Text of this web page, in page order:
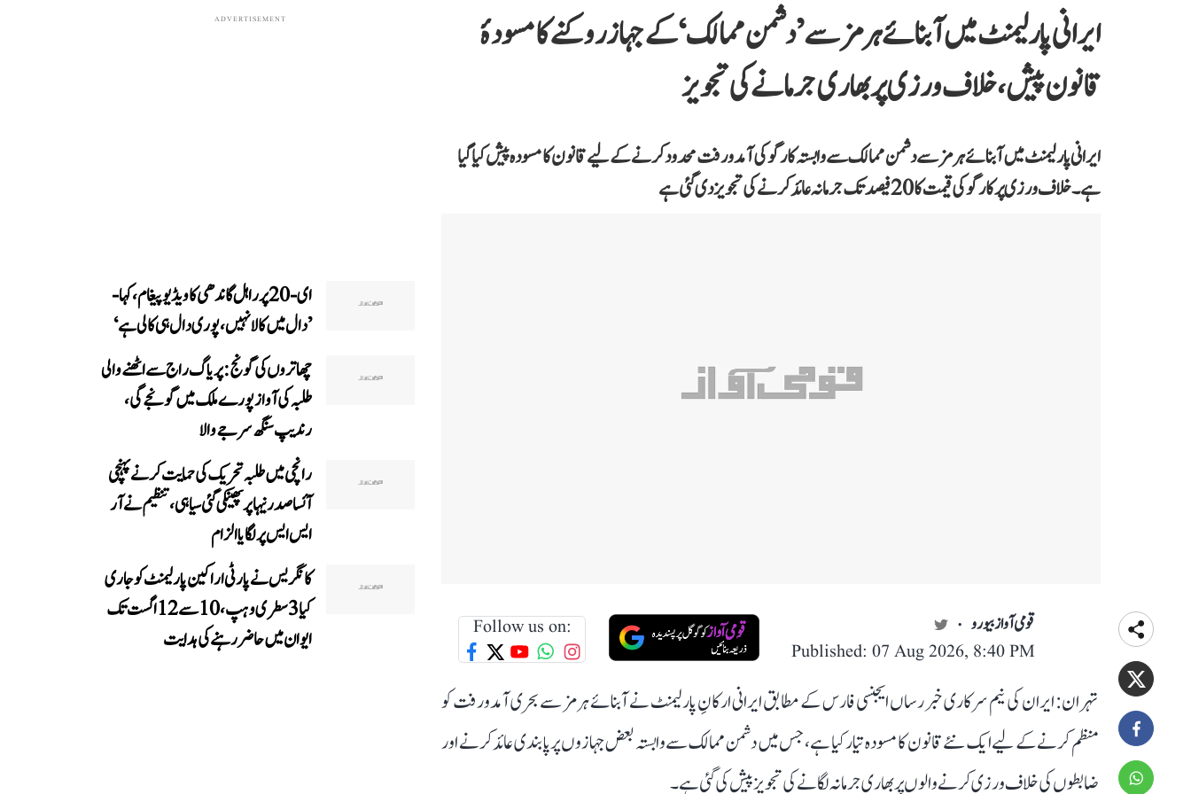
ایرانی پارلیمنٹ میں آبنائے ہرمز سے ’دشمن ممالک‘ کے جہاز روکنے کا مسودۂ
قانون پیش، خلاف ورزی پر بھاری جرمانے کی تجویز
ایرانی پارلیمنٹ میں آبنائے ہرمز سے دشمن ممالک سے وابستہ کارگو کی آمدورفت محدود کرنے کے لیے قانون کا مسودہ پیش کیا گیا
ہے۔ خلاف ورزی پر کارگو کی قیمت کا 20 فیصد تک جرمانہ عائد کرنے کی تجویز دی گئی ہے
قومی آواز بیورو
Published: 07 Aug 2026, 8:40 PM
Follow us on:
تہران: ایران کی نیم سرکاری خبر رساں ایجنسی فارس کے مطابق ایرانی ارکانِ پارلیمنٹ نے آبنائے ہرمز سے بحری آمدورفت کو
منظم کرنے کے لیے ایک نئے قانون کا مسودہ تیار کیا ہے، جس میں دشمن ممالک سے وابستہ بعض جہازوں پر پابندی عائد کرنے اور
ضابطوں کی خلاف ورزی کرنے والوں پر بھاری جرمانہ لگانے کی تجویز پیش کی گئی ہے۔
ADVERTISEMENT
ای-20 پر راہل گاندھی کا ویڈیو پیغام، کہا-
’دال میں کالا نہیں، پوری دال ہی کالی ہے‘
چھاتروں کی گونج: پریاگ راج سے اٹھنے والی
طلبہ کی آواز پورے ملک میں گونجے گی،
رندیپ سنگھ سرجے والا
رانچی میں طلبہ تحریک کی حمایت کرنے پہنچی
آئسا صدر نیہا پر پھینکی گئی سیاہی، تنظیم نے آر
ایس ایس پر لگایا الزام
کانگریس نے پارٹی اراکین پارلیمنٹ کو جاری
کیا 3 سطری وہپ، 10 سے 12 اگست تک
ایوان میں حاضر رہنے کی ہدایت